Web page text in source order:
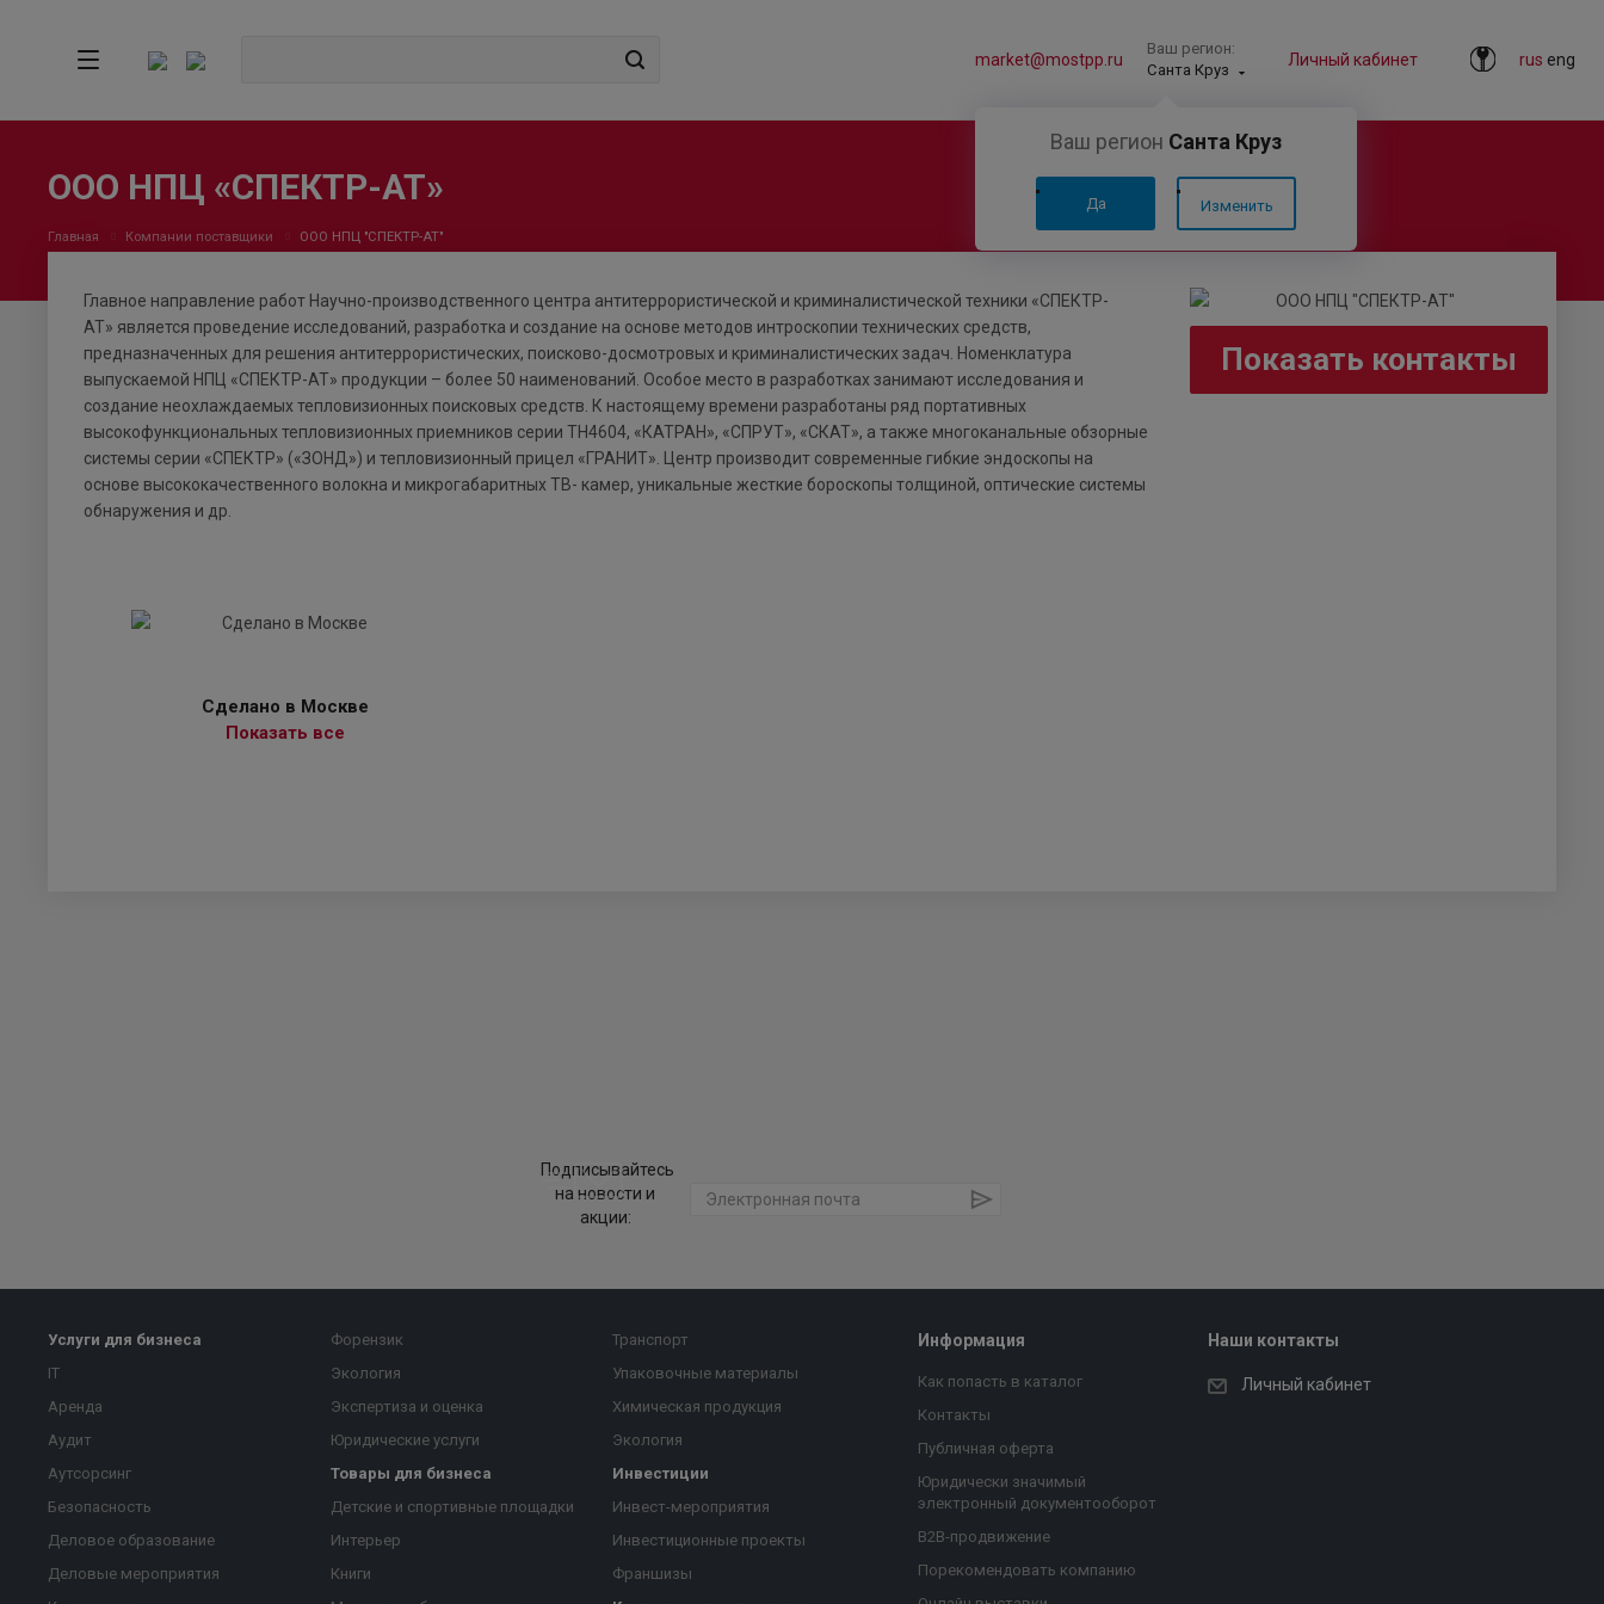
rus eng
Личный кабинет
Ваш регион:
Санта Круз
Ваш регион Санта Круз
Да Изменить
market@mostpp.ru
ООО НПЦ «СПЕКТР-АТ»
Главная Компании поставщики ООО НПЦ "СПЕКТР-АТ"
Показать контакты
Главное направление работ Научно-производственного центра антитеррористической и криминалистической техники «СПЕКТР-
АТ» является проведение исследований, разработка и создание на основе методов интроскопии технических средств,
предназначенных для решения антитеррористических, поисково-досмотровых и криминалистических задач. Номенклатура
выпускаемой НПЦ «СПЕКТР-АТ» продукции – более 50 наименований. Особое место в разработках занимают исследования и
создание неохлаждаемых тепловизионных поисковых средств. К настоящему времени разработаны ряд портативных
высокофункциональных тепловизионных приемников серии ТН4604, «КАТРАН», «СПРУТ», «СКАТ», а также многоканальные обзорные
системы серии «СПЕКТР» («ЗОНД») и тепловизионный прицел «ГРАНИТ». Центр производит современные гибкие эндоскопы на
основе высококачественного волокна и микрогабаритных ТВ- камер, уникальные жесткие бороскопы толщиной, оптические системы
обнаружения и др.
Сделано в Москве
Показать все
Подписывайтесь
на новости и
акции:
Услуги для бизнеса
IT
Аренда
Аудит
Аутсорсинг
Безопасность
Деловое образование
Деловые мероприятия
Форензик
Экология
Экспертиза и оценка
Юридические услуги
Товары для бизнеса
Детские и спортивные площадки
Интерьер
Книги
Транспорт
Упаковочные материалы
Химическая продукция
Экология
Инвестиции
Инвест-мероприятия
Инвестиционные проекты
Франшизы
Информация
Как попасть в каталог
Контакты
Публичная оферта
Юридически значимый
электронный документооборот
B2B-продвижение
Порекомендовать компанию
Наши контакты
Личный кабинет